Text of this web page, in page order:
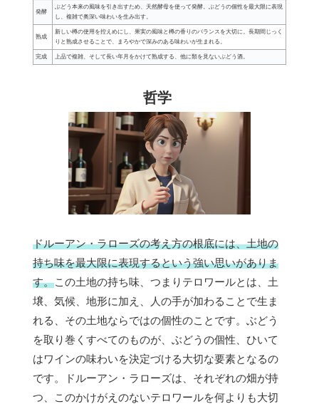
発酵
ぶどう本来の風味を引き出すため、天然酵母を使って発酵。ぶどうの個性を最大限に表現
し、複雑で奥深い味わいを生み出す。
熟成
新しい樽の使用を控えめにし、果実の風味と樽の香りのバランスを大切に。長期間じっく
りと熟成させることで、まろやかで深みのある味わいが生まれる。
完成 上品で複雑、そして長い年月をかけて熟成する、他に類を見ないぶどう酒。
哲学
ドルーアン・ラローズの考え方の根底には、土地の
持ち味を最大限に表現するという強い思いがありま
す。この土地の持ち味、つまりテロワールとは、土
壌、気候、地形に加え、人の手が加わることで生ま
れる、その土地ならではの個性のことです。ぶどう
を取り巻くすべてのものが、ぶどうの個性、ひいて
はワインの味わいを決定づける大切な要素となるの
です。ドルーアン・ラローズは、それぞれの畑が持
つ、このかけがえのないテロワールを何よりも大切